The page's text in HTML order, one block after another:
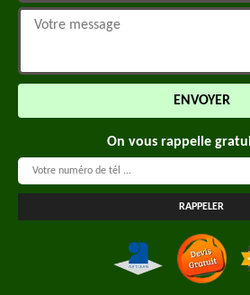
On vous rappelle